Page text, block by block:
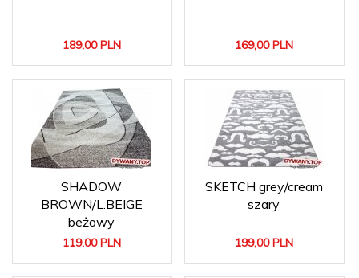
189,00 PLN 169,00 PLN
SHADOW
BROWN/L.BEIGE
beżowy
119,00 PLN
SKETCH grey/cream
szary
199,00 PLN